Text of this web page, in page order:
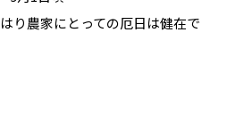
り農家にとっての厄日は健在で